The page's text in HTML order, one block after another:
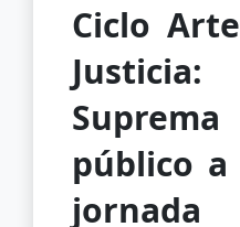
Ciclo
público